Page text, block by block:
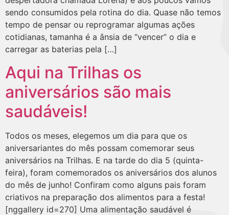
sendo consumidos pela rotina do dia. Quase não temos
tempo de pensar ou reprogramar algumas ações
cotidianas, tamanha é a ânsia de “vencer” o dia e
carregar as baterias pela […]
Aqui na Trilhas os
aniversários são mais
saudáveis!
Todos os meses, elegemos um dia para que os
aniversariantes do mês possam comemorar seus
aniversários na Trilhas. E na tarde do dia 5 (quinta-
feira), foram comemorados os aniversários dos alunos
do mês de junho! Confiram como alguns pais foram
criativos na preparação dos alimentos para a festa!
[nggallery id=270] Uma alimentação saudável é